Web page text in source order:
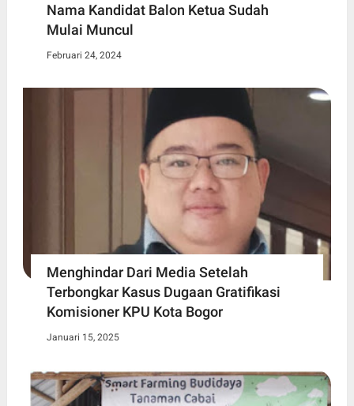
Nama Kandidat Balon Ketua Sudah
Mulai Muncul
Februari 24, 2024
Menghindar Dari Media Setelah
Terbongkar Kasus Dugaan Gratifikasi
Komisioner KPU Kota Bogor
Januari 15, 2025